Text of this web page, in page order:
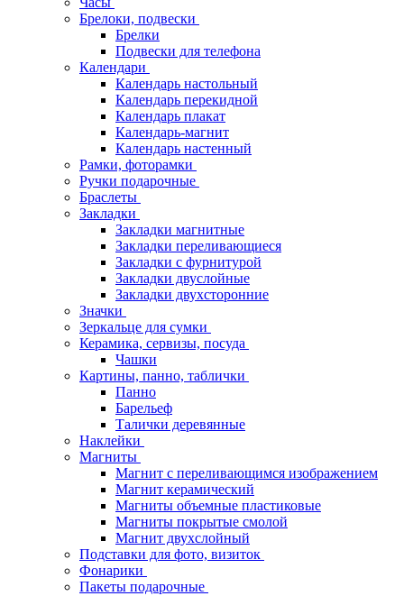
Брелоки, подвески
Брелки
Подвески для телефона
Календари
Календарь настольный
Календарь перекидной
Календарь плакат
Календарь-магнит
Календарь настенный
Рамки, фоторамки
Ручки подарочные
Браслеты
Закладки
Закладки магнитные
Закладки переливающиеся
Закладки с фурнитурой
Закладки двуслойные
Закладки двухсторонние
Значки
Зеркальце для сумки
Керамика, сервизы, посуда
Чашки
Картины, панно, таблички
Панно
Барельеф
Талички деревянные
Наклейки
Магниты
Магнит с переливающимся изображением
Магнит керамический
Магниты объемные пластиковые
Магниты покрытые смолой
Магнит двухслойный
Подставки для фото, визиток
Фонарики
Пакеты подарочные